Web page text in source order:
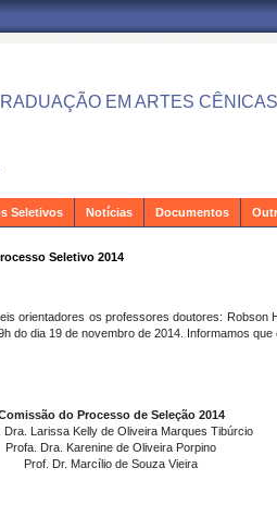
EM ARTES CÊNICAS
Seletivos Notícias Documentos
Seletivo 2014
orientadores os professores doutores:
do dia 19 de novembro de 2014. Informamos
do Processo de Seleção 2014
Dra. Larissa Kelly de Oliveira Marques Tibúrcio
Profa. Dra. Karenine de Oliveira Porpino
Prof. Dr. Marcílio de Souza Vieira